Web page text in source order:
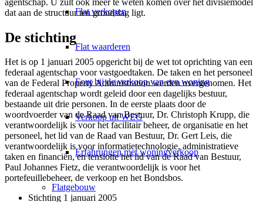
Flat verkopen
Flat waarderen
Fout bij de verkoop van een woning
Verkoop uit WEG
Erfahrungen met woningverkoop
Flatgebouw
dat aan de structuur ten grondslag ligt.
De stichting
Het is op 1 januari 2005 opgericht bij de wet tot oprichting van een
federaal agentschap voor vastgoedtaken. De taken en het personeel
van de Federal Property Administration werden overgenomen. Het
federaal agentschap wordt geleid door een dagelijks bestuur,
bestaande uit drie personen. In de eerste plaats door de
woordvoerder van de Raad van Bestuur, Dr. Christoph Krupp, die
verantwoordelijk is voor het facilitair beheer, de organisatie en het
personeel, het lid van de Raad van Bestuur, Dr. Gert Leis, die
verantwoordelijk is voor informatietechnologie, administratieve
taken en financiën, en tenslotte het lid van de Raad van Bestuur,
Paul Johannes Fietz, die verantwoordelijk is voor het
portefeuillebeheer, de verkoop en het Bondsbos.
Stichting 1 januari 2005